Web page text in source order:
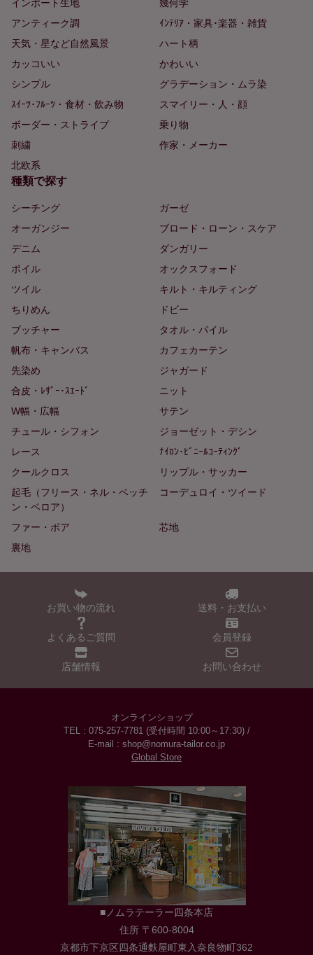
インポート生地
幾何学
アンティーク調
ｲﾝﾃﾘｱ・家具･楽器・雑貨
天気・星など自然風景
ハート柄
カッコいい
かわいい
シンプル
グラデーション・ムラ染
ｽｲｰﾂ･ﾌﾙｰﾂ・食材・飲み物
スマイリー・人・顔
ボーダー・ストライプ
乗り物
刺繍
作家・メーカー
北欧系
種類で探す
シーチング
ガーゼ
オーガンジー
ブロード・ローン・スケア
デニム
ダンガリー
ボイル
オックスフォード
ツイル
キルト・キルティング
ちりめん
ドビー
ブッチャー
タオル・パイル
帆布・キャンバス
カフェカーテン
先染め
ジャガード
合皮・ﾚｻﾞｰ･ｽｴｰﾄﾞ
ニット
W幅・広幅
サテン
チュール・シフォン
ジョーゼット・デシン
レース
ﾅｲﾛﾝ･ﾋﾞﾆｰﾙｺｰﾃｨﾝｸﾞ
クールクロス
リップル・サッカー
起毛（フリース・ネル・ベッチ
ン・ベロア）
コーデュロイ・ツイード
ファー・ボア
芯地
裏地
お買い物の流れ 送料・お支払い
よくあるご質問 会員登録
店舗情報 お問い合わせ
オンラインショップ
TEL : 075-257-7781 (受付時間 10:00～17:30) /
E-mail : shop@nomura-tailor.co.jp
Global Store
■ノムラテーラー四条本店
住所 〒600-8004
京都市下京区四条通麩屋町東入奈良物町362